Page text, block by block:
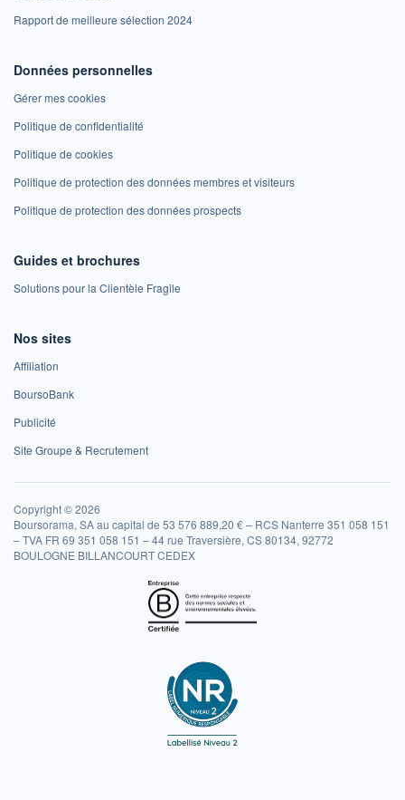
Rapport de meilleure sélection 2024
Données personnelles
Gérer mes cookies
Politique de confidentialité
Politique de cookies
Politique de protection des données membres et visiteurs
Politique de protection des données prospects
Guides et brochures
Solutions pour la Clientèle Fragile
Nos sites
Affiliation
BoursoBank
Publicité
Site Groupe & Recrutement
Copyright © 2026
Boursorama, SA au capital de 53 576 889,20 € – RCS Nanterre 351 058 151
– TVA FR 69 351 058 151 – 44 rue Traversière, CS 80134, 92772
BOULOGNE BILLANCOURT CEDEX